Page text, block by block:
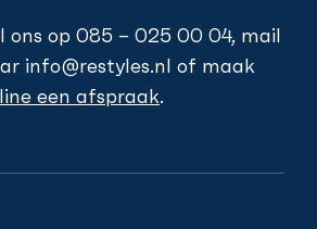
ons op 085 – 025 00 04, mail
info@restyles.nl of maak
een afspraak.